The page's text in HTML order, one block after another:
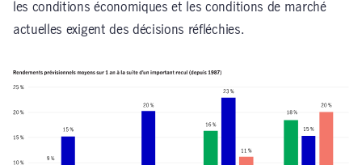
les conditions économiques et les conditions de marché
actuelles exigent des décisions réfléchies.